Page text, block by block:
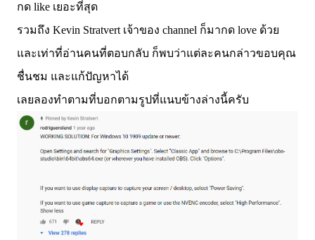
กด like เยอะที่สุด
รวมถึง Kevin Stratvert เจ้าของ channel ก็มากด love ด้วย
และเท่าที่อ่านคนที่ตอบกลับ ก็พบว่าแต่ละคนกล่าวขอบคุณ
ชื่นชม และแก้ปัญหาได้
เลยลองทำตามที่บอกตามรูปที่แนบข้างล่างนี้ครับ